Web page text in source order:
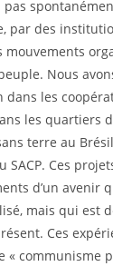
par des
Nous
les
les quartiers
terre au
SACP. Ces
d’un avenir
mais qui est
Ces
« communisme